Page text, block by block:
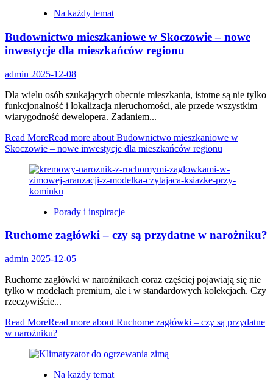
Na każdy temat
Budownictwo mieszkaniowe w Skoczowie – nowe
inwestycje dla mieszkańców regionu
admin 2025-12-08
Dla wielu osób szukających obecnie mieszkania, istotne są nie tylko
funkcjonalność i lokalizacja nieruchomości, ale przede wszystkim
wiarygodność dewelopera. Zadaniem...
Read MoreRead more about Budownictwo mieszkaniowe w
Skoczowie – nowe inwestycje dla mieszkańców regionu
Porady i inspiracje
Ruchome zagłówki – czy są przydatne w narożniku?
admin 2025-12-05
Ruchome zagłówki w narożnikach coraz częściej pojawiają się nie
tylko w modelach premium, ale i w standardowych kolekcjach. Czy
rzeczywiście...
Read MoreRead more about Ruchome zagłówki – czy są przydatne
w narożniku?
Na każdy temat